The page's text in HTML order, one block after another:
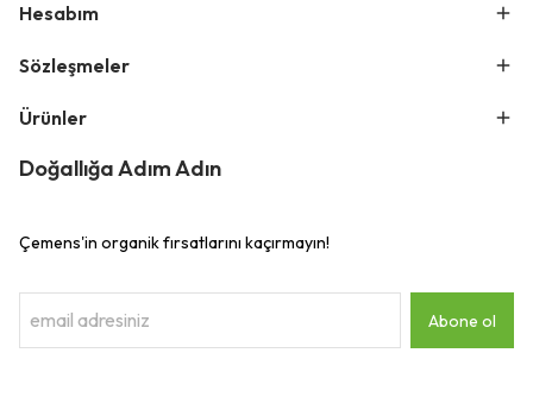
Hesabım
Sözleşmeler
Ürünler
Doğallığa Adım Adın
Çemens'in organik fırsatlarını kaçırmayın!
Abone ol